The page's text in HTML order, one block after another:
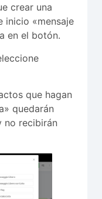
crear una
inicio «mensaje
en el botón.
que hagan
quedarán
no recibirán